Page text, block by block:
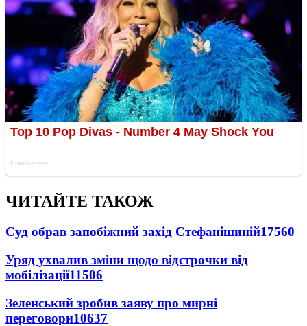
ЧИТАЙТЕ ТАКОЖ
Суд обрав запобіжний захід Стефанішиній17560
Уряд ухвалив зміни щодо відстрочки від
мобілізації11506
Зеленський зробив заяву про мирні
переговори10637